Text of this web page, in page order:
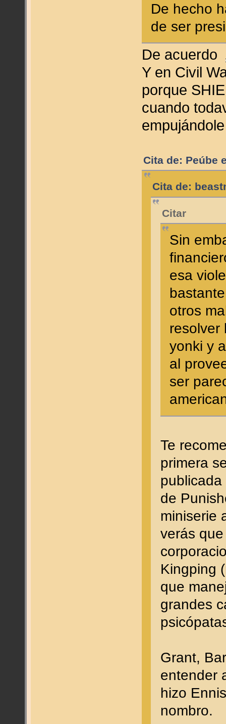
De hecho
de ser
De acuerdo
Y en Civil
porque
cuando
Cita de: Peúbe
Cita de:
Citar
Sin
esa
otros
resolver
yonki y
al
ser
Te
primera
de
miniserie
verás
Kingping
que
grandes
Grant,
entender
hizo
nombro.